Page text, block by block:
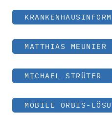
MATTHIAS MEUNIER
MICHAEL STRÜTER
MOBILE ORBIS-